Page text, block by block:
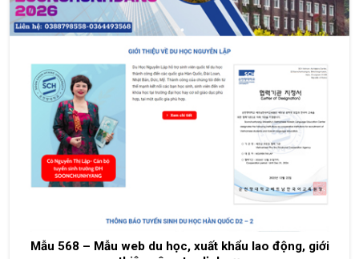
Mẫu 568 – Mẫu web du học, xuất khẩu lao động, giới